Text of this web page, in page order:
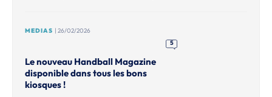
MEDIAS | 26/02/2026
5
Le nouveau Handball Magazine
disponible dans tous les bons
kiosques !